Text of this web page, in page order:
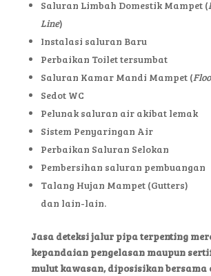
Saluran Limbah Domestik Mampet (
Line)
Instalasi saluran Baru
Perbaikan Toilet tersumbat
Saluran Kamar Mandi Mampet (
Sedot WC
Pelunak saluran air akibat lemak
Sistem Penyaringan Air
Perbaikan Saluran Selokan
Pembersihan saluran pembuangan
Talang Hujan Mampet (Gutters)
dan lain-lain.
Jasa deteksi jalur pipa terpenting
kepandaian pengelasan maupun
mulut kawasan, diposisikan bersama